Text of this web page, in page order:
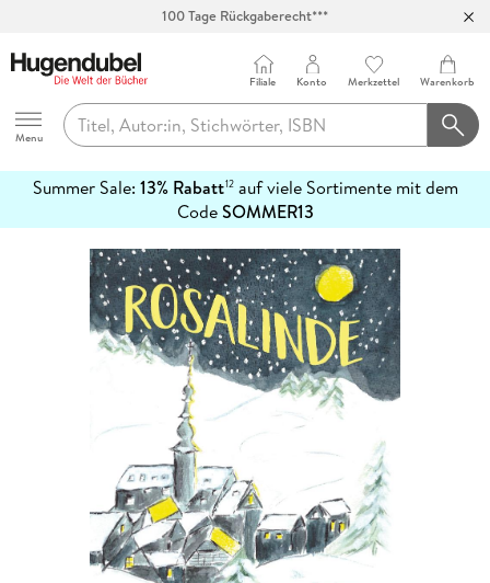
100 Tage Rückgaberecht***
Hugendubel
Menu
Filiale Konto Merkzettel Warenkorb
Summer Sale: 13% Rabatt12auf viele Sortimente mit dem
CodeSOMMER13
erfahren